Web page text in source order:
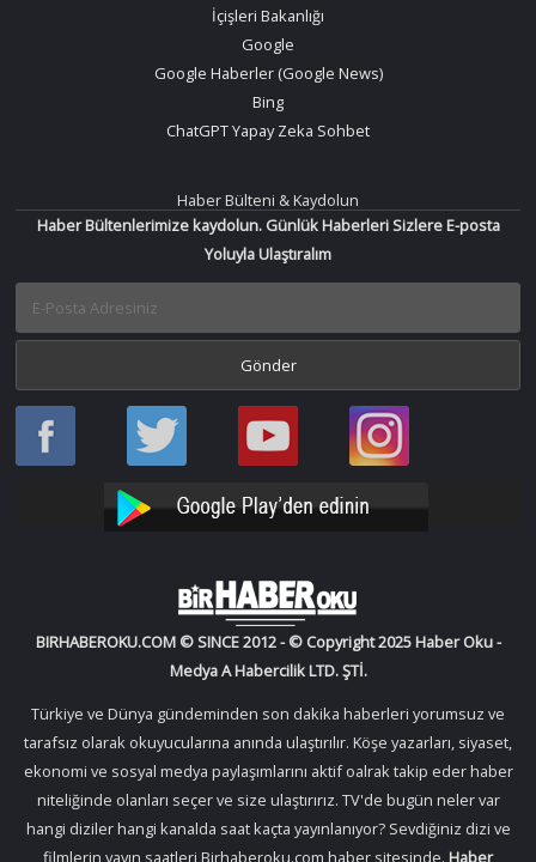
İçişleri Bakanlığı
Google
Google Haberler (Google News)
Bing
ChatGPT Yapay Zeka Sohbet
Haber Bülteni & Kaydolun
Haber Bültenlerimize kaydolun. Günlük Haberleri Sizlere E-posta
Yoluyla Ulaştıralım
Haber
Oku
Haber
Oku
Bir
Haber
YouTube
Bir
Haber
Instagram
BIRHABEROKU.COM © SINCE 2012 - © Copyright 2025 Haber Oku -
Medya A Habercilik LTD. ŞTİ.
Türkiye ve Dünya gündeminden son dakika haberleri yorumsuz ve
tarafsız olarak okuyucularına anında ulaştırılır. Köşe yazarları, siyaset,
ekonomi ve sosyal medya paylaşımlarını aktif oalrak takip eder haber
niteliğinde olanları seçer ve size ulaştırırız. TV'de bugün neler var
hangi diziler hangi kanalda saat kaçta yayınlanıyor? Sevdiğiniz dizi ve
filmlerin yayın saatleri Birhaberoku.com haber sitesinde. Haber